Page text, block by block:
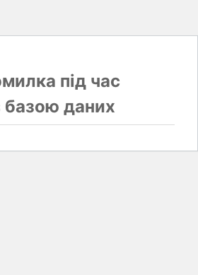
під час
базою даних